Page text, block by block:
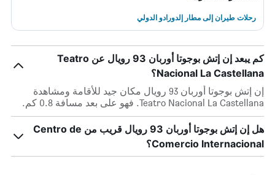
رحلات طيران إلى مطار إلدورادو الدولي
كم يبعد إن إتش بوجوتا أوربان 93 رويال عن Teatro
Nacional La Castellana؟
إن إتش بوجوتا أوربان 93 رويال مكان جيد للأقامة ومشاهدة
Teatro Nacional La Castellana. فهو على بعد مسافة 0.8 كم.
هل إن إتش بوجوتا أوربان 93 رويال قريب من Centro de
Comercio Internacional؟